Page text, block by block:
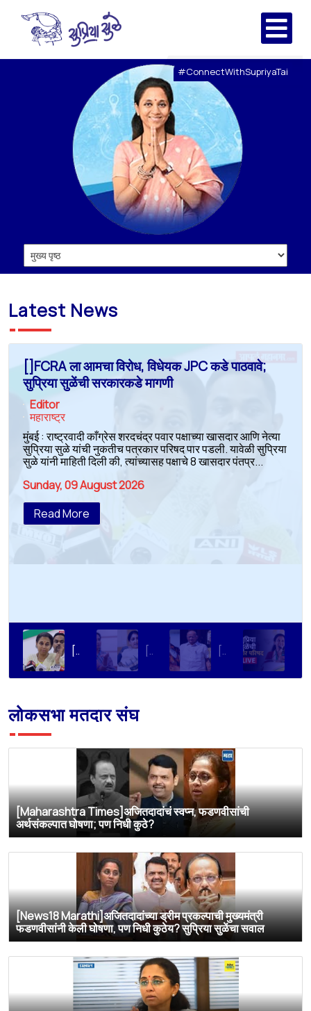
#ConnectWithSupriyaTai
Latest News
[]FCRA ला आमचा विरोध, विधेयक JPC कडे पाठवावे;
सुप्रिया सुळेंची सरकारकडे मागणी
Editor
महाराष्ट्र
मुंबई : राष्ट्रवादी काँग्रेस शरदचंद्र पवार पक्षाच्या खासदार आणि नेत्या
सुप्रिया सुळे यांची नुकतीच पत्रकार परिषद पार पडली. यावेळी सुप्रिया
सुळे यांनी माहिती दिली की, त्यांच्यासह पक्षाचे 8 खासदार पंतप्र...
Sunday, 09 August 2026
Read More
[]FCRA ला आमचा विरोध, विधेयक JPC कडे पाठवावे; सुप्रिया सुळेंची सरकारकडे मागणी []काँग्रेसच्या ‘गुंगी गुडिया’ टीकेवर सुप्रिया सुळेंची पहिली प्रतिक्रिया, []शरद पवारांच्या पक्षाचे सर्व 8 खासदार पंतप्रधान मोदींची भेट घेणार, सुप्रिया सुळेंची माहिती
लोकसभा मतदार संघ
[Maharashtra Times]अजितदादांचं स्वप्न, फडणवीसांची
अर्थसंकल्पात घोषणा; पण निधी कुठे?
[News18 Marathi]अजितदादांच्या ड्रीम प्रकल्पाची मुख्यमंत्री
फडणवीसांनी केली घोषणा, पण निधी कुठेय? सुप्रिया सुळेंचा सवाल